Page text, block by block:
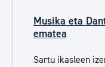
Musika eta
ematea
Sartu ikasleen